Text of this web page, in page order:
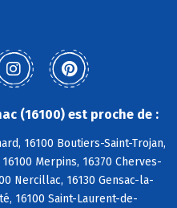
(16100) est proche de :
16100 Boutiers-Saint-Trojan,
Merpins, 16370 Cherves-
Nercillac, 16130 Gensac-la-
16100 Saint-Laurent-de-